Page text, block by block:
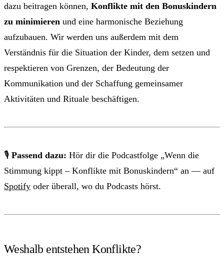
dazu beitragen können, Konflikte mit den Bonuskindern
zu minimieren und eine harmonische Beziehung
aufzubauen. Wir werden uns außerdem mit dem
Verständnis für die Situation der Kinder, dem setzen und
respektieren von Grenzen, der Bedeutung der
Kommunikation und der Schaffung gemeinsamer
Aktivitäten und Rituale beschäftigen.
🎙 Passend dazu: Hör dir die Podcastfolge „Wenn die
Stimmung kippt – Konflikte mit Bonuskindern“ an — auf
Spotify oder überall, wo du Podcasts hörst.
Weshalb entstehen Konflikte?